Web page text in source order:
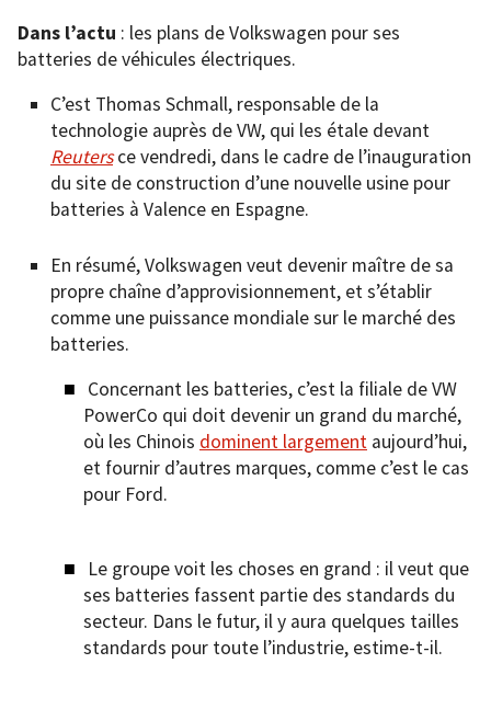
Dans l’actu : les plans de Volkswagen pour ses
batteries de véhicules électriques.
C’est Thomas Schmall, responsable de la
technologie auprès de VW, qui les étale devant
Reutersce vendredi, dans le cadre de l’inauguration
du site de construction d’une nouvelle usine pour
batteries à Valence en Espagne.
En résumé, Volkswagen veut devenir maître de sa
propre chaîne d’approvisionnement, et s’établir
comme une puissance mondiale sur le marché des
batteries.
Concernant les batteries, c’est la filiale de VW
PowerCo qui doit devenir un grand du marché,
où les Chinois dominent largement aujourd’hui,
et fournir d’autres marques, comme c’est le cas
pour Ford.
Le groupe voit les choses en grand : il veut que
ses batteries fassent partie des standards du
secteur. Dans le futur, il y aura quelques tailles
standards pour toute l’industrie, estime-t-il.